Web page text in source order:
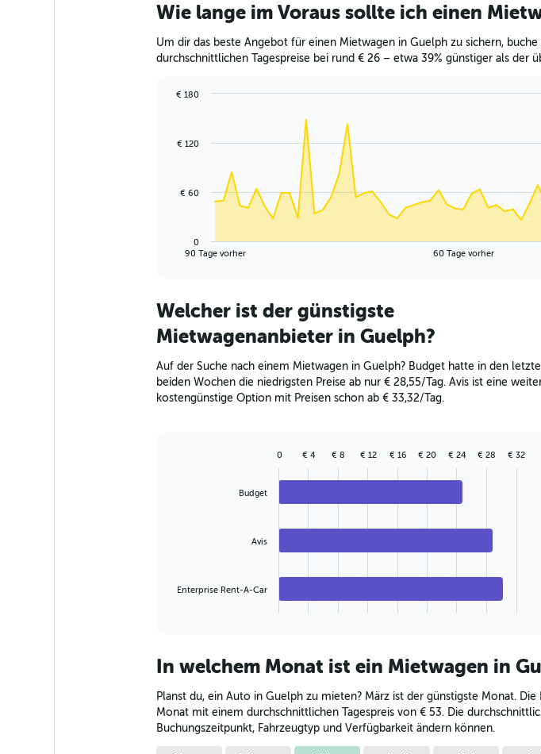
Wie lange im Voraus sollte ich einen
Um dir das beste Angebot für einen Mietwagen in Guelph zu sichern,
durchschnittlichen Tagespreise bei rund € 26 – etwa 39% günstiger als der
data
The
Range:
91
categories.
chart
has
1
90 Tage vorher 60 Tage vorher
0
€ 60
€ 120
€ 180
Welcher ist der günstigste
Mietwagenanbieter in Guelph?
Auf der Suche nach einem Mietwagen in Guelph? Budget hatte in den
beiden Wochen die niedrigsten Preise ab nur € 28,55/Tag. Avis ist eine
kostengünstige Option mit Preisen schon ab € 33,32/Tag.
Range:
categories.
The
chart
has
Budget
Avis
Enterprise Rent-A-Car
0 € 4 € 8 € 12 € 16 € 20 € 24 € 28 € 32
In welchem Monat ist ein Mietwagen in
Planst du, ein Auto in Guelph zu mieten? März ist der günstigste Monat.
Monat mit einem durchschnittlichen Tagespreis von € 53. Die
Buchungszeitpunkt, Fahrzeugtyp und Verfügbarkeit ändern können.